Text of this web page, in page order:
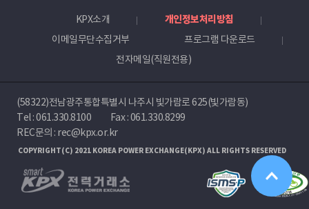
KPX소개
개인정보처리방침
이메일무단수집거부
프로그램 다운로드
전자메일(직원전용)
(58322)전남광주통합특별시 나주시 빛가람로 625(빛가람동)
Tel :061.330.8100
Fax : 061.330.8299
REC문의 : rec@kpx.or.kr
COPYRIGHT(C) 2021 KOREA POWER EXCHANGE(KPX) ALL RIGHTS RESERVED